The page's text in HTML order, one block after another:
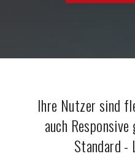
Ihre Nutzer sind
auch
Standard -